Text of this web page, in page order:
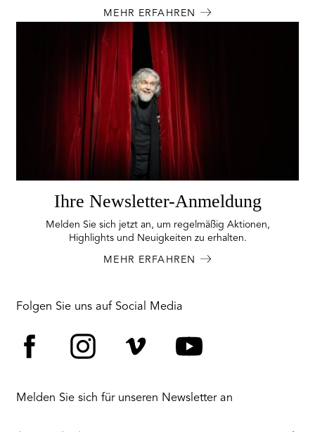
MEHR ERFAHREN
Ihre Newsletter-Anmeldung
Melden Sie sich jetzt an, um regelmäßig Aktionen,
Highlights und Neuigkeiten zu erhalten.
MEHR ERFAHREN
Folgen Sie uns auf Social Media
Melden Sie sich für unseren Newsletter an
Ihre